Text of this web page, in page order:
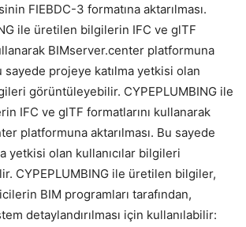
FIEBDC-3 formatına aktarılması.
ile üretilen bilgilerin IFC ve glTF
BIMserver.center platformuna
sayede projeye katılma yetkisi olan
görüntüleyebilir. CYPEPLUMBING ile
IFC ve glTF formatlarını kullanarak
platformuna aktarılması. Bu sayede
yetkisi olan kullanıcılar bilgileri
CYPEPLUMBING ile üretilen bilgiler,
BIM programları tarafından,
detaylandırılması için kullanılabilir: